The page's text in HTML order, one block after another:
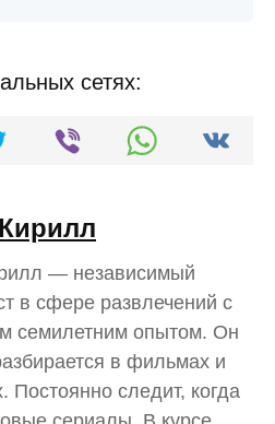
сетях:
— независимый
в сфере развлечений с
семилетним опытом. Он
в фильмах и
Постоянно следит, когда